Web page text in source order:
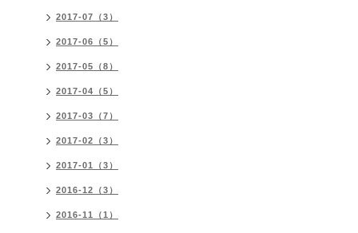
2017-07（3）
2017-06（5）
2017-05（8）
2017-04（5）
2017-03（7）
2017-02（3）
2017-01（3）
2016-12（3）
2016-11（1）